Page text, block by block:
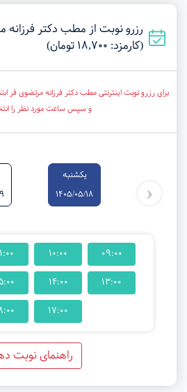
رزرو نوبت از مطب دکتر فرزانه
(کارمزد: 18,700 تومان)
برای رزرو نوبت اینترنتی مطب دکتر فرزانه مرتضوی فر
و سپس ساعت مورد نظر را
یکشنبه
1405/05/18
‹
09:00
10:00
13:00
14:00
17:00
راهنمای نوبت